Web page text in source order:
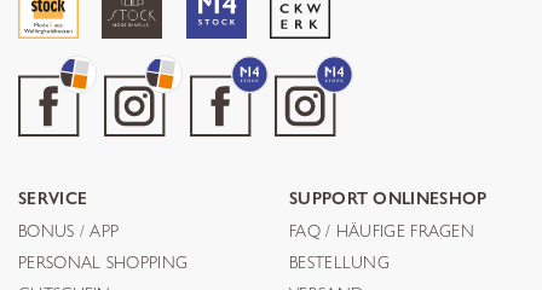
SERVICE
BONUS / APP
PERSONAL SHOPPING
SUPPORT ONLINESHOP
FAQ / HÄUFIGE FRAGEN
BESTELLUNG